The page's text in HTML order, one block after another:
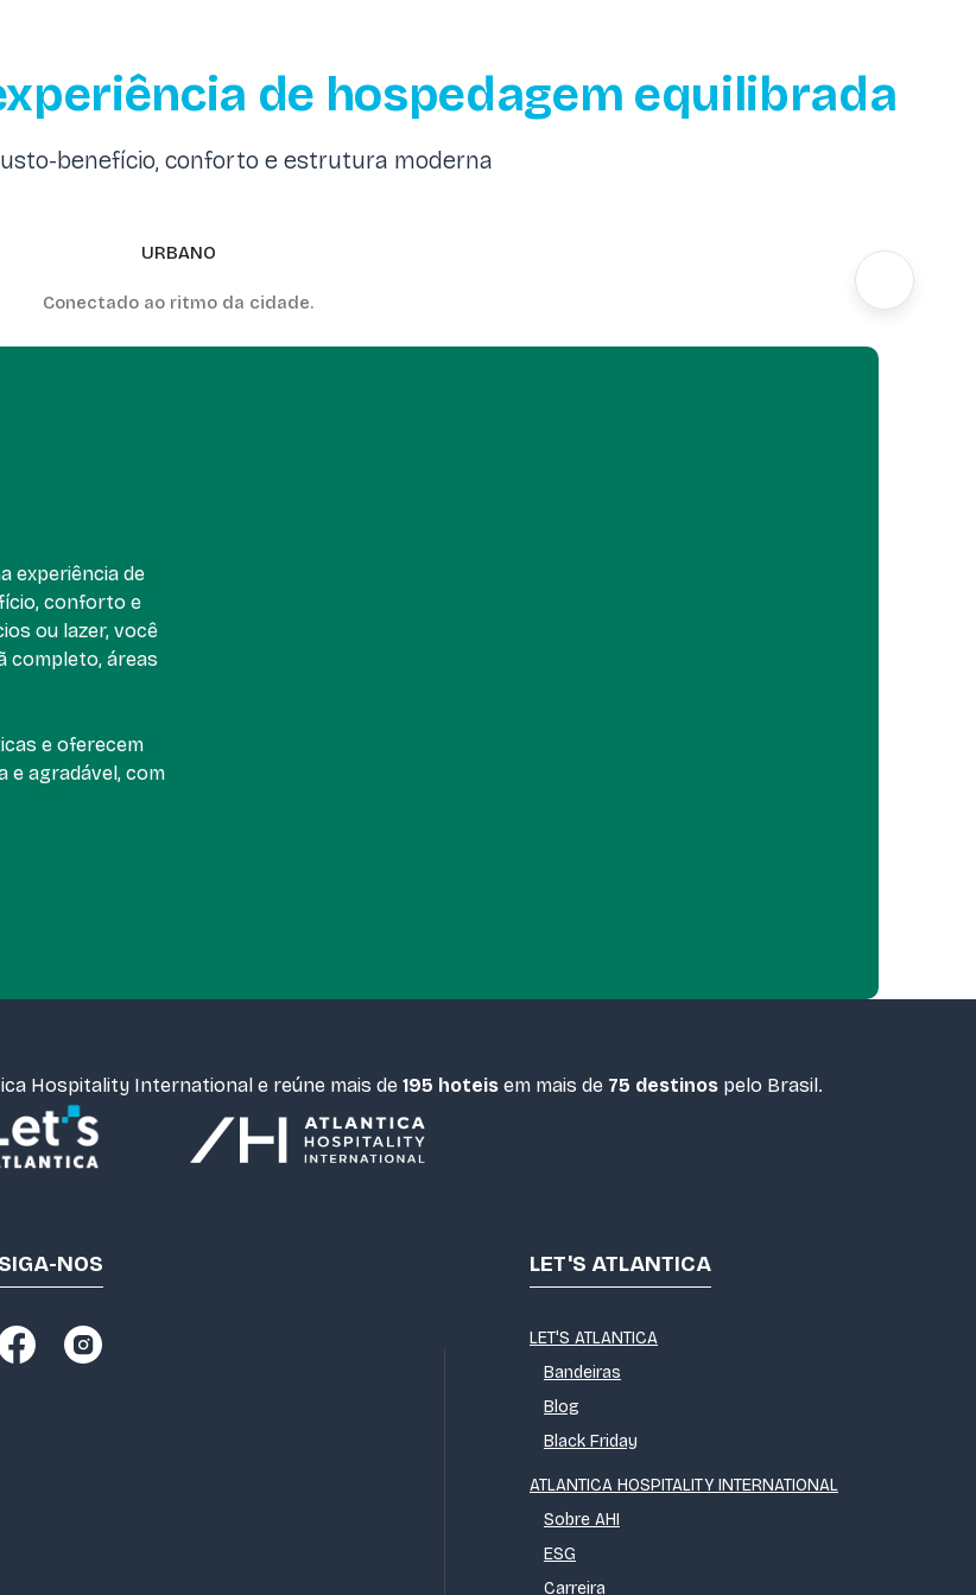
de hospedagem equilibrada
benefício, conforto e estrutura moderna
URBANO
Conectado ao ritmo da cidade.
experiência de
conforto e
ou lazer, você
completo, áreas
e oferecem
e agradável, com
Hospitality International e reúne mais de 195 hoteis em mais de 75 destinos pelo Brasil.
SIGA-NOS LET'S ATLANTICA
LET'S ATLANTICA
Bandeiras
Blog
Black Friday
ATLANTICA HOSPITALITY INTERNATIONAL
Sobre AHI
ESG
Carreira